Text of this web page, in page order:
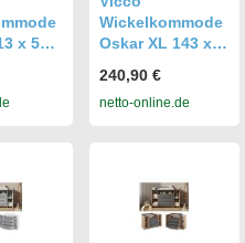
x 53
inkl.
Wickelkommode
Oskar XL 143 x
Grau,
Wickelauflage,
240,90 €
netto-online.de